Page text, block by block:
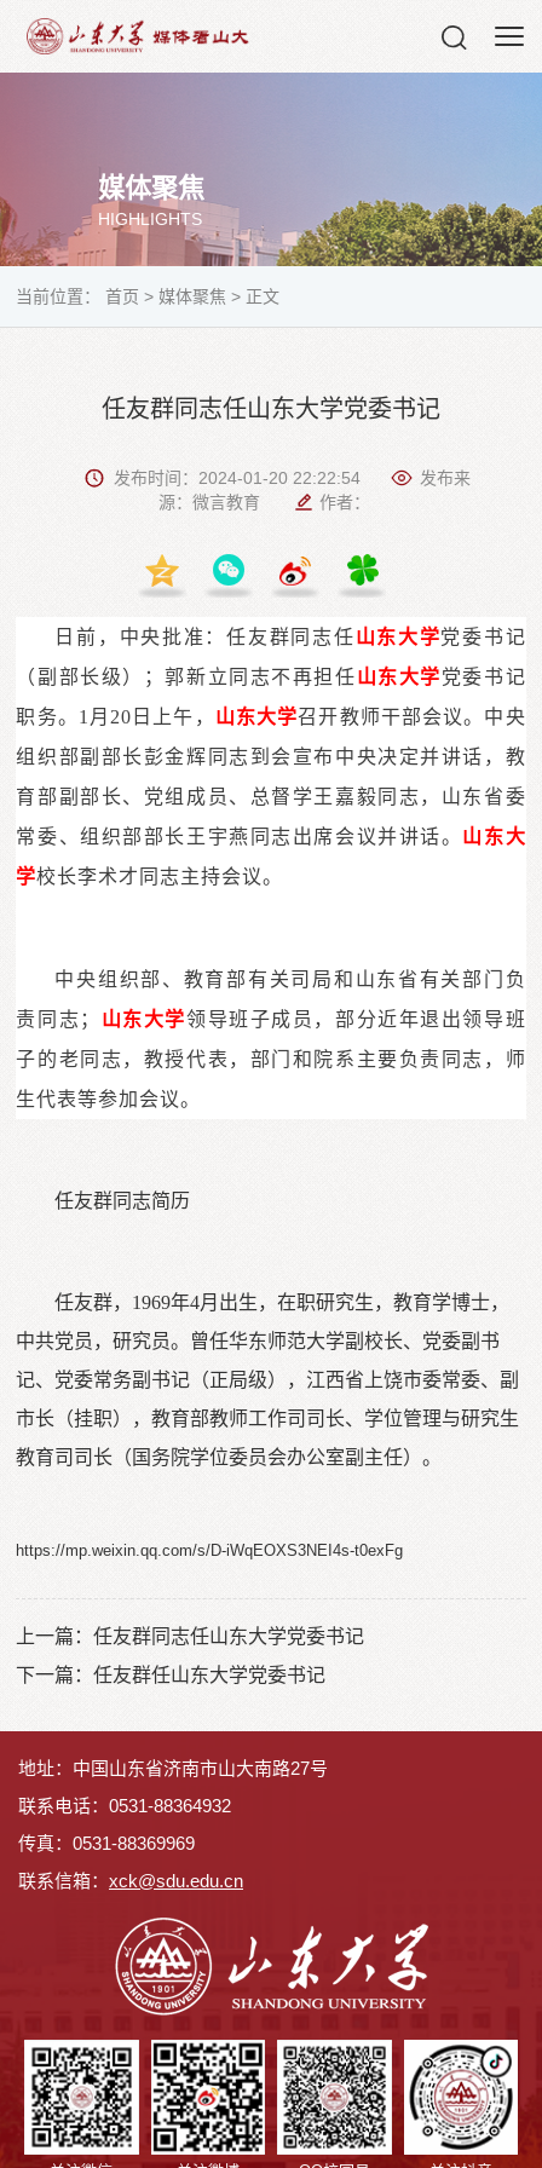
媒体聚焦
HIGHLIGHTS
当前位置：首页 > 媒体聚焦 > 正文
任友群同志任山东大学党委书记
发布时间：2024-01-20 22:22:54
发布来
源：微言教育
作者：
日前，中央批准：任友群同志任山东大学党委书记
（副部长级）；郭新立同志不再担任山东大学党委书记
职务。1月20日上午， 山东大学召开教师干部会议。中央
组织部副部长彭金辉同志到会宣布中央决定并讲话，教
育部副部长、党组成员、总督学王嘉毅同志，山东省委
常委、组织部部长王宇燕同志出席会议并讲话。 山东大
学校长李术才同志主持会议。
中央组织部、教育部有关司局和山东省有关部门负
责同志；
山东大学领导班子成员，部分近年退出领导班
子的老同志，教授代表，部门和院系主要负责同志，师
生代表等参加会议。
任友群同志简历
任友群，1969年4月出生，在职研究生，教育学博士，
中共党员，研究员。曾任华东师范大学副校长、党委副书
记、党委常务副书记（正局级），江西省上饶市委常委、副
市长（挂职），教育部教师工作司司长、学位管理与研究生
教育司司长（国务院学位委员会办公室副主任）。
https://mp.weixin.qq.com/s/D-iWqEOXS3NEI4s-t0exFg
上一篇：任友群同志任山东大学党委书记
下一篇：任友群任山东大学党委书记
地址：中国山东省济南市山大南路27号
联系电话：0531-88364932
传真：0531-88369969
联系信箱： xck@sdu.edu.cn